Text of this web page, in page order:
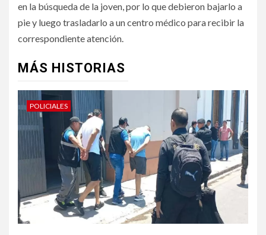
en la búsqueda de la joven, por lo que debieron bajarlo a
pie y luego trasladarlo a un centro médico para recibir la
correspondiente atención.
MÁS HISTORIAS
POLICIALES